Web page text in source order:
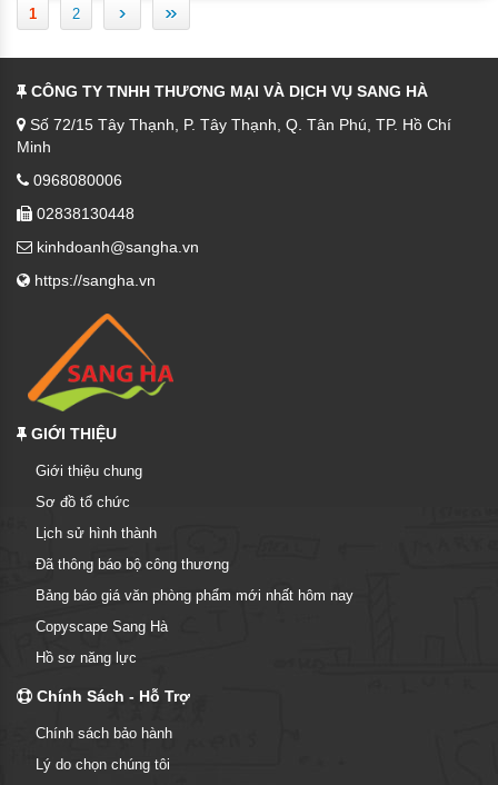
1 2 › »
CÔNG TY TNHH THƯƠNG MẠI VÀ DỊCH VỤ SANG HÀ
Số 72/15 Tây Thạnh, P. Tây Thạnh, Q. Tân Phú, TP. Hồ Chí
Minh
0968080006
02838130448
kinhdoanh@sangha.vn
https://sangha.vn
GIỚI THIỆU
Giới thiệu chung
Sơ đồ tổ chức
Lịch sử hình thành
Đã thông báo bộ công thương
Bảng báo giá văn phòng phẩm mới nhất hôm nay
Copyscape Sang Hà
Hồ sơ năng lực
Chính Sách - Hỗ Trợ
Chính sách bảo hành
Lý do chọn chúng tôi